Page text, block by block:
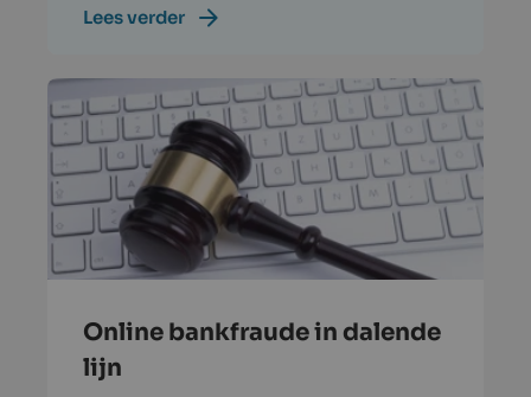
Lees verder
Online bankfraude in dalende
lijn